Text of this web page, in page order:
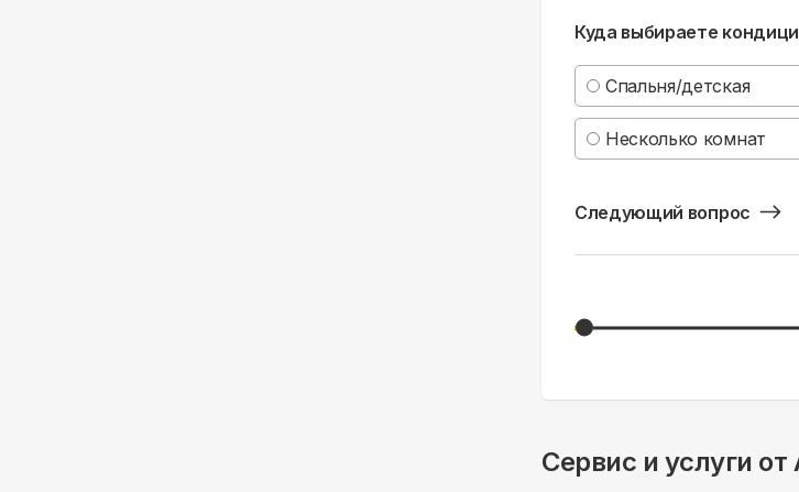
Куда выбираете
Спальня/детская
Несколько комнат
Следующий вопрос
Сервис и услуги